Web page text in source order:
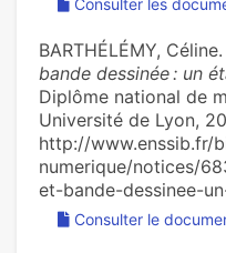
Consulter les
BARTHÉLÉMY, Céline.
bande dessinée : un
Diplôme national de
Université de Lyon,
http://www.enssib.fr/
numerique/notices/
et-bande-dessinee-
Consulter le